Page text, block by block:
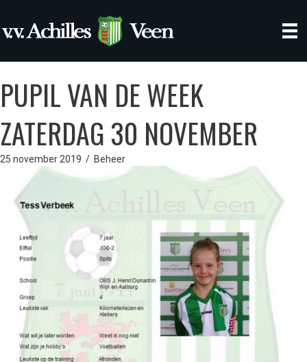
PUPIL VAN DE WEEK
ZATERDAG 30 NOVEMBER
25 november 2019 / Beheer